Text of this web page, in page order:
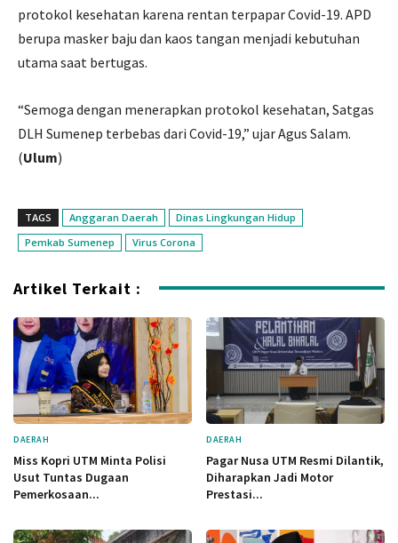
protokol kesehatan karena rentan terpapar Covid-19. APD
berupa masker baju dan kaos tangan menjadi kebutuhan
utama saat bertugas.
“Semoga dengan menerapkan protokol kesehatan, Satgas
DLH Sumenep terbebas dari Covid-19,” ujar Agus Salam.
(Ulum)
TAGS Anggaran Daerah
Dinas Lingkungan Hidup
Pemkab Sumenep
Virus Corona
Artikel Terkait :
DAERAH
Miss Kopri UTM Minta Polisi
Usut Tuntas Dugaan
Pemerkosaan...
DAERAH
Pagar Nusa UTM Resmi Dilantik,
Diharapkan Jadi Motor
Prestasi...